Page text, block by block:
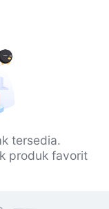
tersedia.
produk favorit